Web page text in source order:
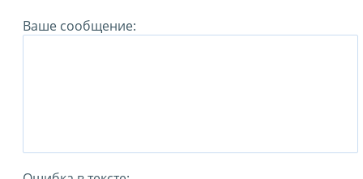
Ваше сообщение: